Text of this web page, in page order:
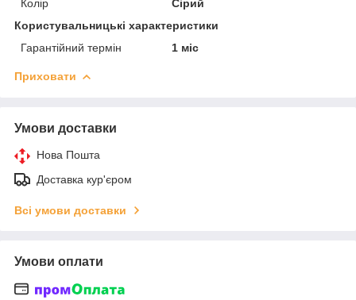
Колір
Сірий
Користувальницькі характеристики
Гарантійний термін
1 міс
Приховати
Умови доставки
Нова Пошта
Доставка кур'єром
Всі умови доставки
Умови оплати